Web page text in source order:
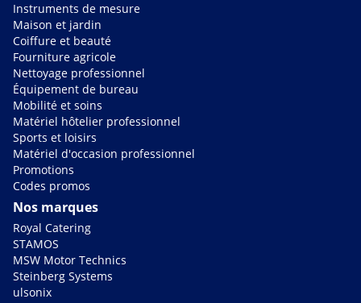
Instruments de mesure
Maison et jardin
Coiffure et beauté
Fourniture agricole
Nettoyage professionnel
Équipement de bureau
Mobilité et soins
Matériel hôtelier professionnel
Sports et loisirs
Matériel d'occasion professionnel
Promotions
Codes promos
Nos marques
Royal Catering
STAMOS
MSW Motor Technics
Steinberg Systems
ulsonix